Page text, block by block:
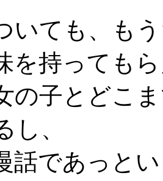
いても、も
を持っても
の子とどこ
し、
話であっと